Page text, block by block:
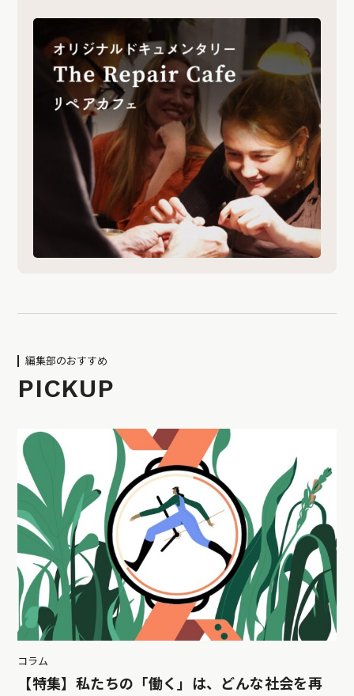
編集部のおすすめ
PICKUP
コラム
【特集】私たちの「働く」は、どんな社会を再